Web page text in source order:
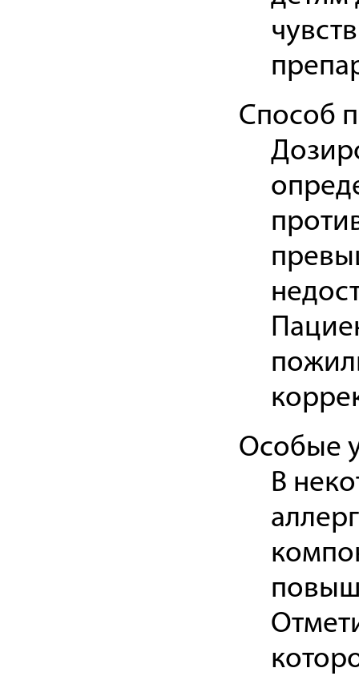
Способ
Особые
В